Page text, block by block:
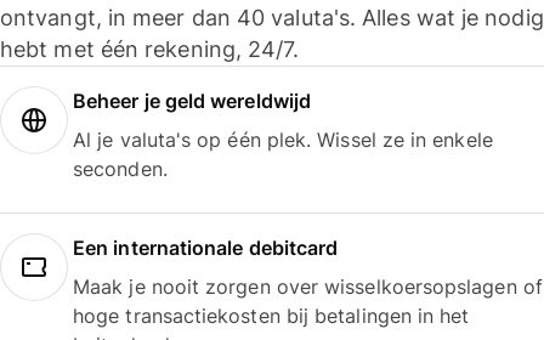
ontvangt, in meer dan 40 valuta's. Alles wat je nodig
hebt met één rekening, 24/7.
Beheer je geld wereldwijd
Al je valuta's op één plek. Wissel ze in enkele
seconden.
Een internationale debitcard
Maak je nooit zorgen over wisselkoersopslagen of
hoge transactiekosten bij betalingen in het